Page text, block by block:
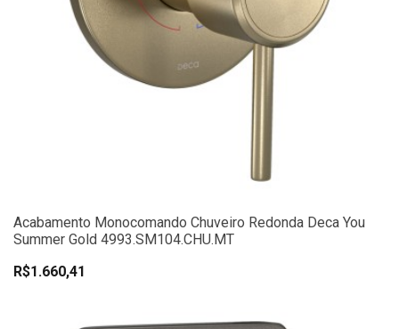
Acabamento Monocomando Chuveiro Redonda Deca You
Summer Gold 4993.SM104.CHU.MT
R$1.660,41